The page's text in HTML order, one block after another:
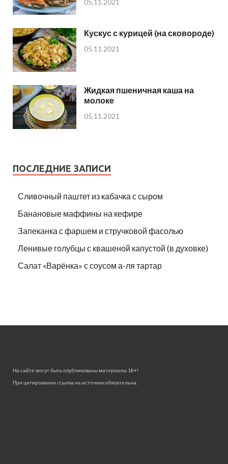
05.11.2021
Кускус с курицей (на сковороде)
05.11.2021
Жидкая пшеничная каша на
молоке
05.11.2021
ПОСЛЕДНИЕ ЗАПИСИ
Сливочный паштет из кабачка с сыром
Банановые маффины на кефире
Запеканка с фаршем и стручковой фасолью
Ленивые голубцы с квашеной капустой (в духовке)
Салат «Варёнка» с соусом а-ля тартар
На сайте могут быть опубликованы материалы 18+!
При цитировании ссылка на источник обязательна.